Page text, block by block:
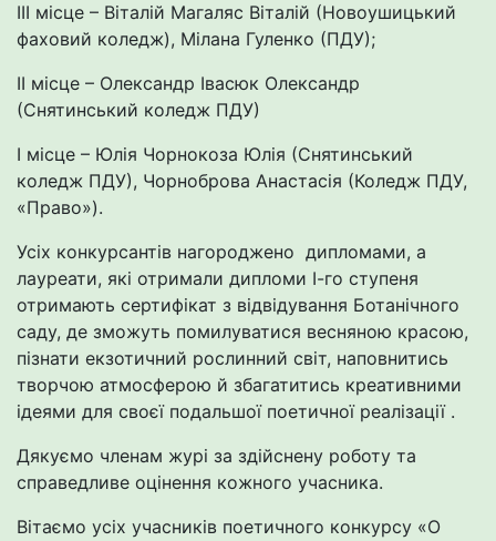
ІІІ місце – Віталій Магаляс Віталій (Новоушицький
фаховий коледж), Мілана Гуленко (ПДУ);
ІІ місце – Олександр Івасюк Олександр
(Снятинський коледж ПДУ)
І місце – Юлія Чорнокоза Юлія (Снятинський
коледж ПДУ), Чорноброва Анастасія (Коледж ПДУ,
«Право»).
Усіх конкурсантів нагороджено дипломами, а
лауреати, які отримали дипломи І-го ступеня
отримають сертифікат з відвідування Ботанічного
саду, де зможуть помилуватися весняною красою,
пізнати екзотичний рослинний світ, наповнитись
творчою атмосферою й збагатитись креативними
ідеями для своєї подальшої поетичної реалізації .
Дякуємо членам журі за здійснену роботу та
справедливе оцінення кожного учасника.
Вітаємо усіх учасників поетичного конкурсу «О